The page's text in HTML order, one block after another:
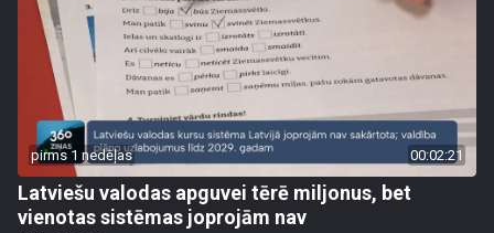
pirms 1 nedēļas 00:02:21
Latviešu valodas apguvei tērē miljonus, bet
vienotas sistēmas joprojām nav